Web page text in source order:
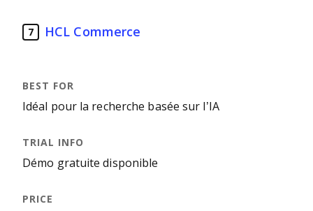
7 HCL Commerce
Idéal pour la recherche basée sur l’IA
Démo gratuite disponible